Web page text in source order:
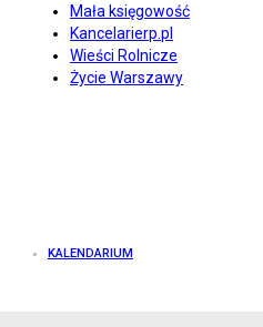
Mała księgowość
Kancelarierp.pl
Wieści Rolnicze
Życie Warszawy
KALENDARIUM